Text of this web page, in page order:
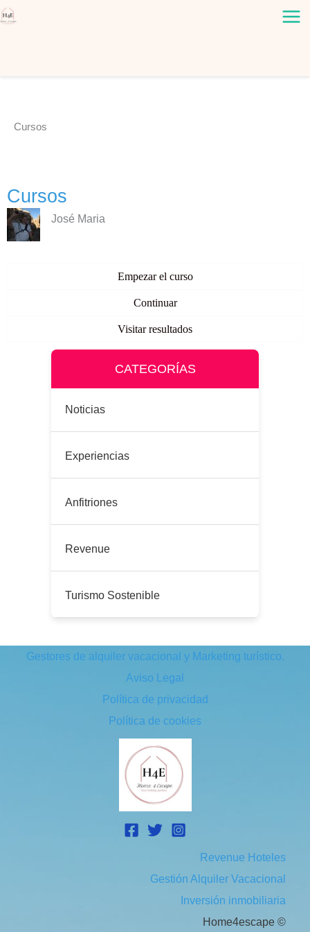
Ir
Cursos
Cursos
José Maria
Empezar el curso
Continuar
Visitar resultados
CATEGORÍAS
Noticias
Experiencias
Anfitriones
Revenue
Turismo Sostenible
Gestores de alquiler vacacional y Marketing turístico.
Aviso Legal
Política de privacidad
Política de cookies
Revenue Hoteles
Gestión Alquiler Vacacional
Inversión inmobiliaria
Home4escape ©